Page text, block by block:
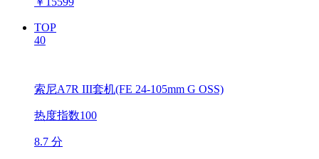
TOP
40
索尼A7R III套机(FE 24-105mm G OSS)
热度指数100
8.7 分